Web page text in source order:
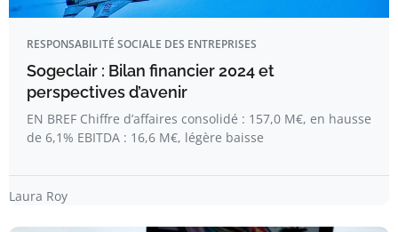
RESPONSABILITÉ SOCIALE DES ENTREPRISES
Sogeclair : Bilan financier 2024 et
perspectives d’avenir
EN BREF Chiffre d’affaires consolidé : 157,0 M€, en hausse
de 6,1% EBITDA : 16,6 M€, légère baisse
Laura Roy